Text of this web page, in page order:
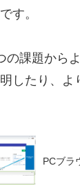
す。
の課題から
したり、よ
PCブラ